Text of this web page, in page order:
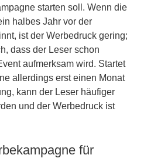
starten soll. Wenn die
halbes Jahr vor der
ist der Werbedruck gering;
dass der Leser schon
aufmerksam wird. Startet
allerdings erst einen Monat
kann der Leser häufiger
und der Werbedruck ist
für